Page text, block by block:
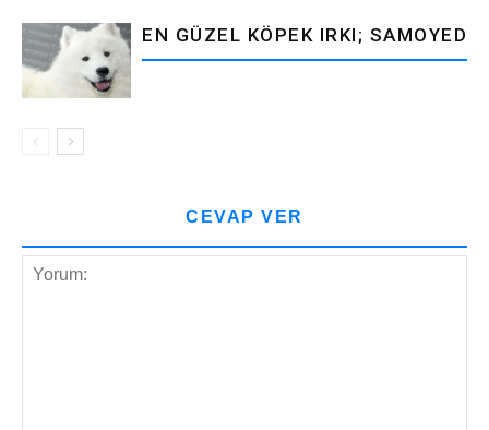
EN GÜZEL KÖPEK IRKI; SAMOYED
CEVAP VER